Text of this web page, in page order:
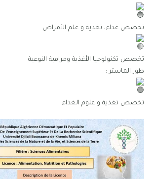
تخصص غذاء، تغذية و علم الأمراض
تخصص تكنولوجيا الأغذية ومراقبة النوعية
طور الماستر :
تخصص تغذية و علوم الغذاء